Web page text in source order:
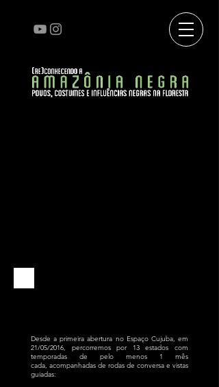
Desde a primeira abertura no Espaço Cujuba, em
21/05/2016, percorremos por 13 estados com
temporadas de pelo menos 1 mês
cada, acompanhadas de rodas de conversa e vistas
guiadas: